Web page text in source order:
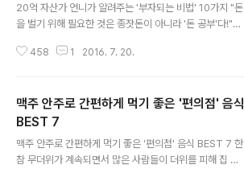
20억 자산가 언니가 알려주는 '부자되는 비법' 10가지 "돈
을 벌기 위해 필요한 것은 종잣돈이 아니라 '돈 공부'다!"돈
않다고 해요.하지만 두 아이를 키우면서도 20억의 자산가
는 월급만으로는 대한민국에서 절대 안정적으로 살 수 없
음을 깨닫고 본격적인 돈 공부를 시작했다고 합니다. 그 결
과 현재 서울에 위치한 상가 및 아파트 등을 보유한 20억
원 상당의 자산가가 될 수 있었습니다.이지영씨가 직접 알
려주는 부자가 되는 비법 10가지를 소개합니다. 1. 돈을 벌
458 1 2016. 7. 20.
맥주 안주로 간편하게 먹기 좋은 '편의점' 음식
BEST 7
맥주 안주로 간편하게 먹기 좋은 '편의점' 음식 BEST 7 한
참 무더위가 계속되면서 많은 사람들이 더위를 피해 집 밖